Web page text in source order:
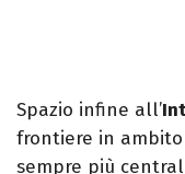
Spazio infine all’
frontiere in
sempre più